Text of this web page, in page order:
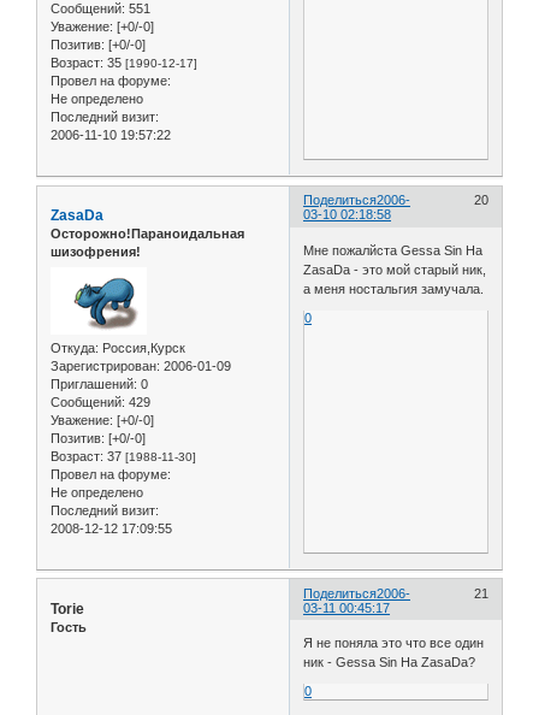
Сообщений: 551
Уважение: [+0/-0]
Позитив: [+0/-0]
Возраст: 35 [1990-12-17]
Провел на форуме:
Не определено
Последний визит:
2006-11-10 19:57:22
Поделиться 20
2006-
03-10 02:18:58
ZasaDa
Осторожно!Параноидальная
шизофрения!
Откуда: Россия,Курск
Зарегистрирован: 2006-01-09
Приглашений: 0
Сообщений: 429
Уважение: [+0/-0]
Позитив: [+0/-0]
Возраст: 37 [1988-11-30]
Провел на форуме:
Не определено
Последний визит:
2008-12-12 17:09:55
Мне пожалйста Gessa Sin На
ZasaDa - это мой старый ник,
а меня ностальгия замучала.
0
Поделиться 21
2006-
03-11 00:45:17
Torie
Гость
Я не поняла это что все один
ник - Gessa Sin На ZasaDa?
0